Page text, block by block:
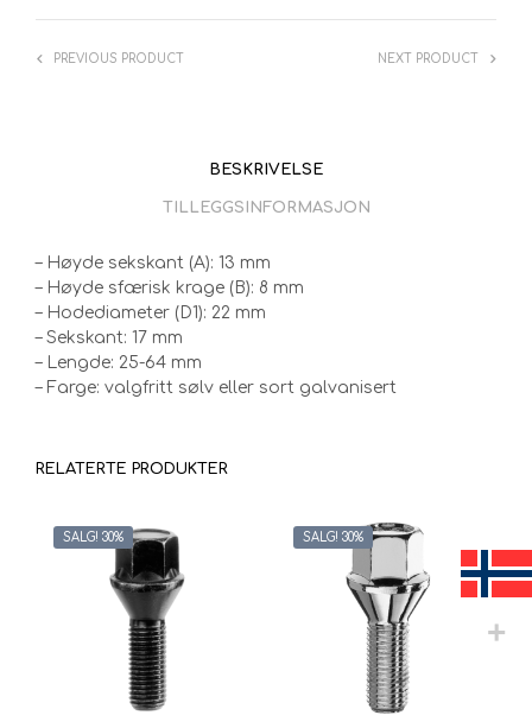
PREVIOUS PRODUCT NEXT PRODUCT
BESKRIVELSE
TILLEGGSINFORMASJON
– Høyde sekskant (A): 13 mm
– Høyde sfærisk krage (B): 8 mm
– Hodediameter (D1): 22 mm
– Sekskant: 17 mm
– Lengde: 25-64 mm
– Farge: valgfritt sølv eller sort galvanisert
RELATERTE PRODUKTER
SALG! 30% SALG! 30%